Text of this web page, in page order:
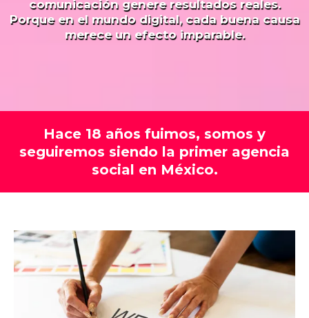
comunicación genere resultados reales.
Porque en el mundo digital, cada buena causa
merece un efecto imparable.
Hace 18 años fuimos, somos y
seguiremos siendo la primer agencia
social en México.